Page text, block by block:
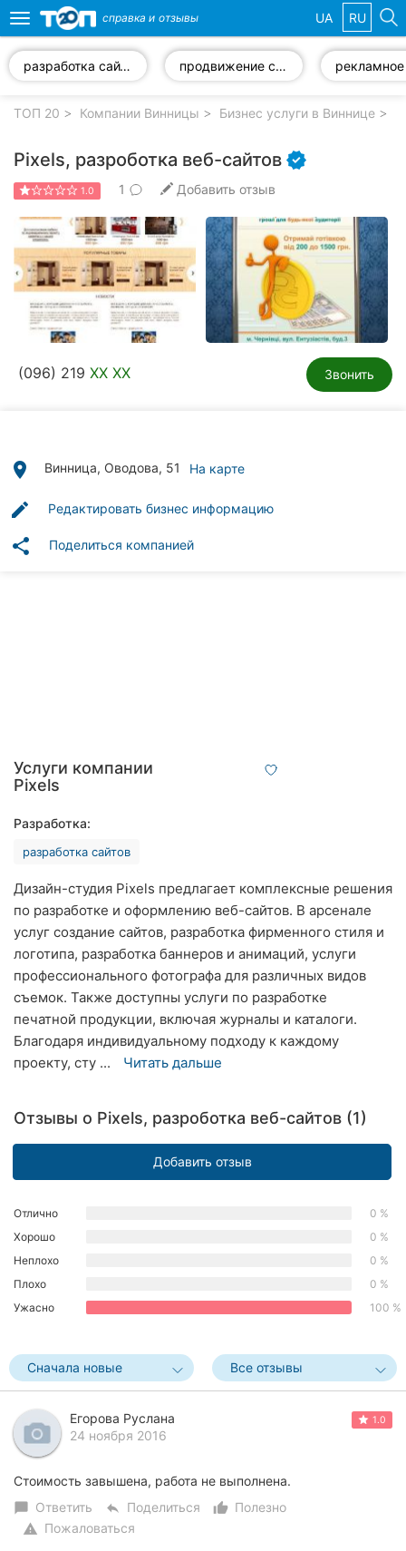
компании
рубрики:
Стоматологии
Ветеринарные
клиники
клиники
рубрики
Хмельницкий
Ровно
Кропивницкий
Киев
Харьков
Запорожье
Днепр
Кривой
Херсон
Чернигов
Черкассы
Черновцы
Сумы
Франковск
Луцк
Toggle
navigation
справка и отзывы UA RU
разработка сайтов продвижение сайта
ТОП 20 Компании Винницы Бизнес услуги в Виннице
Pixels, разроботка веб-сайтов
1.0 1 Добавить отзыв
(096) 219 XX XX Звонить
place Винница, Оводова, 51 На карте
edit Редактировать бизнес информацию
share Поделиться компанией
Услуги компании
Pixels
Разработка:
разработка сайтов
Дизайн-студия Pixels предлагает комплексные решения
по разработке и оформлению веб-сайтов. В арсенале
услуг создание сайтов, разработка фирменного стиля и
логотипа, разработка баннеров и анимаций, услуги
профессионального фотографа для различных видов
съемок. Также доступны услуги по разработке
печатной продукции, включая журналы и каталоги.
Благодаря индивидуальному подходу к каждому
проекту, сту ...
Читать дальше
Отзывы о Pixels, разроботка веб-сайтов (1)
Добавить отзыв
Отлично
0 %
Хорошо
0 %
Неплохо
0 %
Плохо
0 %
Ужасно
100 %
Сначала новые Все отзывы
Егорова Руслана
24 ноября 2016
1.0
Стоимость завышена, работа не выполнена.
chat_bubble Ответить reply Поделиться thumb_up_alt
Полезно
warning Пожаловаться